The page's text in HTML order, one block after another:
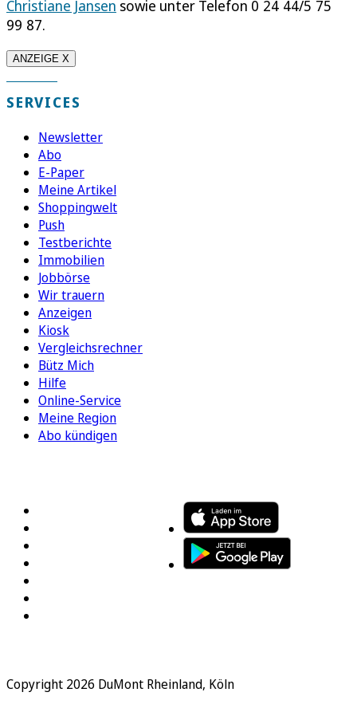
Christiane Jansen sowie unter Telefon 0 24 44/5 75
99 87.
ANZEIGE X
SERVICES
Newsletter
Abo
E-Paper
Meine Artikel
Shoppingwelt
Push
Testberichte
Immobilien
Jobbörse
Wir trauern
Anzeigen
Kiosk
Vergleichsrechner
Bütz Mich
Hilfe
Online-Service
Meine Region
Abo kündigen
Copyright 2026 DuMont Rheinland, Köln